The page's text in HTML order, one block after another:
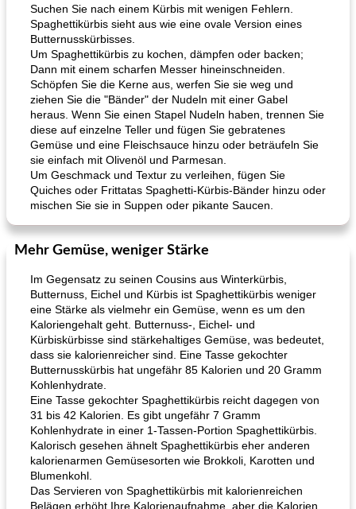
Suchen Sie nach einem Kürbis mit wenigen Fehlern.
Spaghettikürbis sieht aus wie eine ovale Version eines
Butternusskürbisses.
Um Spaghettikürbis zu kochen, dämpfen oder backen;
Dann mit einem scharfen Messer hineinschneiden.
Schöpfen Sie die Kerne aus, werfen Sie sie weg und
ziehen Sie die "Bänder" der Nudeln mit einer Gabel
heraus. Wenn Sie einen Stapel Nudeln haben, trennen Sie
diese auf einzelne Teller und fügen Sie gebratenes
Gemüse und eine Fleischsauce hinzu oder beträufeln Sie
sie einfach mit Olivenöl und Parmesan.
Um Geschmack und Textur zu verleihen, fügen Sie
Quiches oder Frittatas Spaghetti-Kürbis-Bänder hinzu oder
mischen Sie sie in Suppen oder pikante Saucen.
Mehr Gemüse, weniger Stärke
Im Gegensatz zu seinen Cousins ​​aus Winterkürbis,
Butternuss, Eichel und Kürbis ist Spaghettikürbis weniger
eine Stärke als vielmehr ein Gemüse, wenn es um den
Kaloriengehalt geht. Butternuss-, Eichel- und
Kürbiskürbisse sind stärkehaltiges Gemüse, was bedeutet,
dass sie kalorienreicher sind. Eine Tasse gekochter
Butternusskürbis hat ungefähr 85 Kalorien und 20 Gramm
Kohlenhydrate.
Eine Tasse gekochter Spaghettikürbis reicht dagegen von
31 bis 42 Kalorien. Es gibt ungefähr 7 Gramm
Kohlenhydrate in einer 1-Tassen-Portion Spaghettikürbis.
Kalorisch gesehen ähnelt Spaghettikürbis eher anderen
kalorienarmen Gemüsesorten wie Brokkoli, Karotten und
Blumenkohl.
Das Servieren von Spaghettikürbis mit kalorienreichen
Belägen erhöht Ihre Kalorienaufnahme, aber die Kalorien